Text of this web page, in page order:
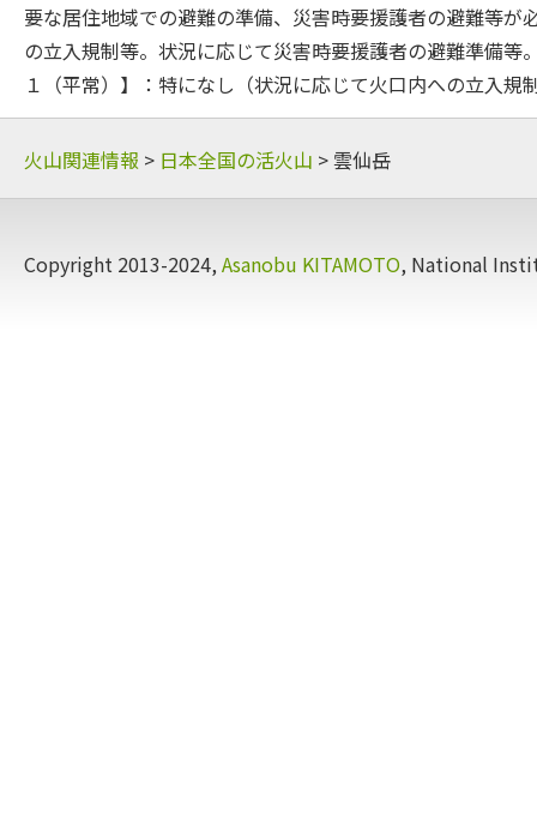
要な居住地域での避難の準備、災害時要援護者の避難等
の立入規制等。状況に応じて災害時要援護者の避難準備
１（平常）】：特になし（状況に応じて火口内への立入規
火山関連情報 > 日本全国の活火山 > 雲仙岳
Copyright 2013-2024, Asanobu KITAMOTO, National